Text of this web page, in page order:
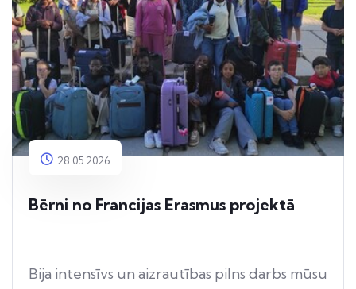
28.05.2026
Bērni no Francijas Erasmus projektā
Bija intensīvs un aizrautības pilns darbs mūsu